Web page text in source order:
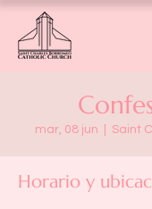
mar, 08 jun Saint
Horario y